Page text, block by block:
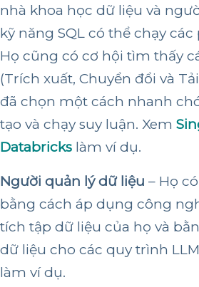
nhà khoa học dữ liệu và
kỹ năng SQL có thể chạy
Họ cũng có cơ hội tìm thấy
(Trích xuất, Chuyển đổi và
đã chọn một cách nhanh
tạo và chạy suy luận. Xem
Databricks làm ví dụ.
Người quản lý dữ liệu – Họ
bằng cách áp dụng công
tích tập dữ liệu của họ và
dữ liệu cho các quy trình
làm ví dụ.